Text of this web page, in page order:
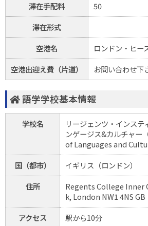
滞在手配料
50
滞在形式
空港名
ロンドン・ヒー
空港出迎え費（片道）
お問い合わせ下
語学学校基本情報
学校名
リージェンツ・インス
ンゲージス&カルチャ
of Languages and
国（都市）
イギリス（ロンドン）
住所
Regents College
k, London NW1 4NS GB
アクセス
駅から10分